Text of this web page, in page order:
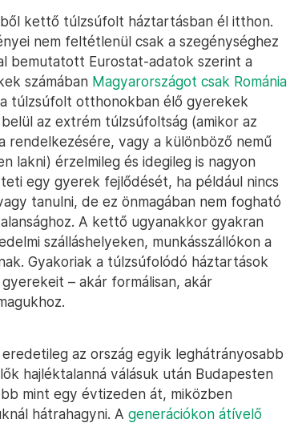
kettő túlzsúfolt háztartásban él itthon.
nem feltétlenül csak a szegénységhez
bemutatott Eurostat-adatok szerint a
számában Magyarországot csak Románia
túlzsúfolt otthonokban élő gyerekek
az extrém túlzsúfoltság (amikor az
rendelkezésére, vagy a különböző nemű
lakni) érzelmileg és idegileg is nagyon
egy gyerek fejlődését, ha például nincs
tanulni, de ez önmagában nem fogható
A kettő ugyanakkor gyakran
szálláshelyeken, munkásszállókon a
Gyakoriak a túlzsúfolódó háztartások
– akár formálisan, akár
az ország egyik leghátrányosabb
hajléktalanná válásuk után Budapesten
mint egy évtizeden át, miközben
hátrahagyni. A generációkon átívelő